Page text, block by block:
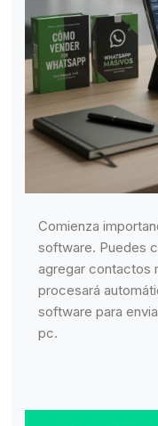
Comienza
software. Puedes
agregar contactos
procesará
software para
pc.